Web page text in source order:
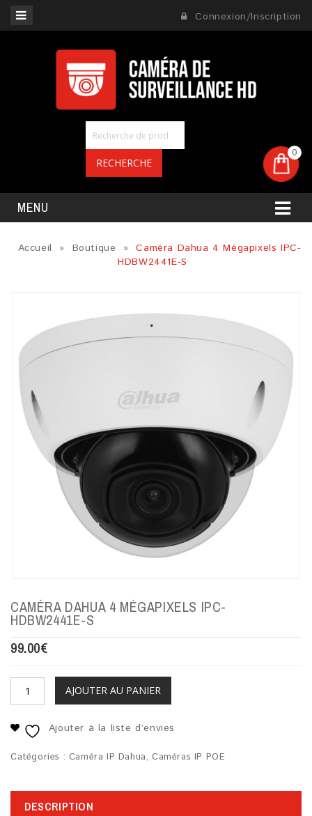
Connexion/Inscription
0
MENU
RECHERCHE
Accueil » Boutique » Caméra Dahua 4 Mégapixels IPC-
HDBW2441E-S
CAMÉRA DAHUA 4 MÉGAPIXELS IPC-
HDBW2441E-S
99.00€
AJOUTER AU PANIER
Ajouter à la liste d’envies
Catégories : Caméra IP Dahua,Caméras IP POE
DESCRIPTION